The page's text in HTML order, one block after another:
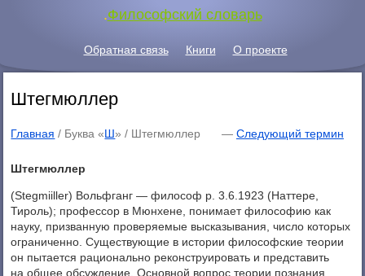
.Философский словарь
Обратная связь Книги О проекте
Штегмюллер
Главная / Буква «Ш» / Штегмюллер — Следующий термин
Штегмюллер
(Stegmiiller) Вольфганг — философ p. 3.6.1923 (Наттере,
Тироль); профессор в Мюнхене, понимает философию как
науку, призванную проверяемые высказывания, число которых
ограниченно. Существующие в истории философские теории
он пытается рационально реконструировать и представить
на общее обсуждение. Основной вопрос теории познания